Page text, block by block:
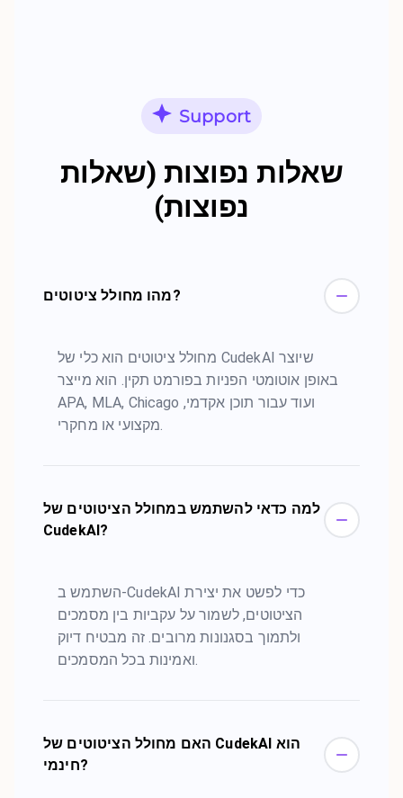
Support
שאלות נפוצות (שאלות
נפוצות)
מהו מחולל ציטוטים?
מחולל ציטוטים הוא כלי של CudekAI שיוצר
באופן אוטומטי הפניות בפורמט תקין. הוא מייצר
APA, MLA, Chicago ועוד עבור תוכן אקדמי,
מקצועי או מחקרי.
למה כדאי להשתמש במחולל הציטוטים של
CudekAI?
השתמש ב-CudekAI כדי לפשט את יצירת
הציטוטים, לשמור על עקביות בין מסמכים
ולתמוך בסגנונות מרובים. זה מבטיח דיוק
ואמינות בכל המסמכים.
האם מחולל הציטוטים של CudekAI הוא
חינמי?